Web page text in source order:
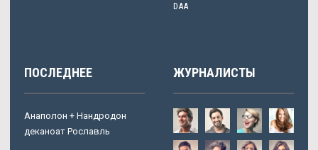
DAA
ПОСЛЕДНЕЕ
Анаполон + Нандродон
деканоат Рославль
ЖУРНАЛИСТЫ